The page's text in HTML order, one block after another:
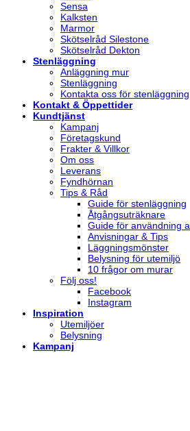
Sensa
Kalksten
Marmor
Skötselråd Silestone
Skötselråd Dekton
Stenläggning
Anläggning mur
Stenläggning
Kontakta oss för stenläggning
Kontakt & Öppettider
Kundtjänst
Kampanj
Företagskund
Frakter & Villkor
Om oss
Leverans
Fyndhörnan
Tips & Råd
Guide för stenläggning
Åtgångsuträknare
Guide för användning
Anvisningar & Tips
Läggningsmönster
Belysning för utemiljö
10 frågor om murar
Följ oss!
Facebook
Instagram
Inspiration
Utemiljöer
Belysning
Kampanj